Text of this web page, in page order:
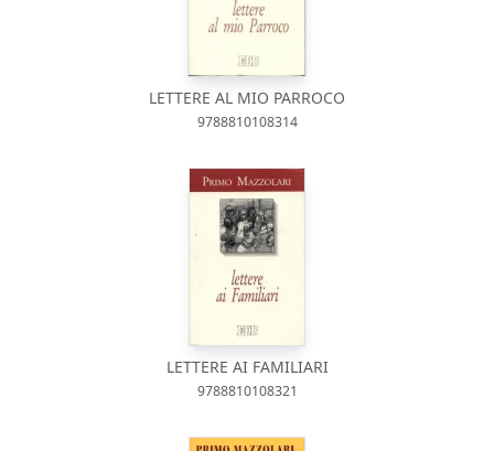
LETTERE AL MIO PARROCO
9788810108314
LETTERE AI FAMILIARI
9788810108321